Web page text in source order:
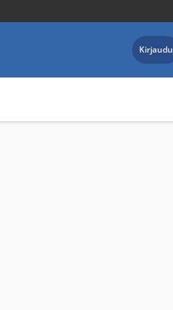
Kirjaudu